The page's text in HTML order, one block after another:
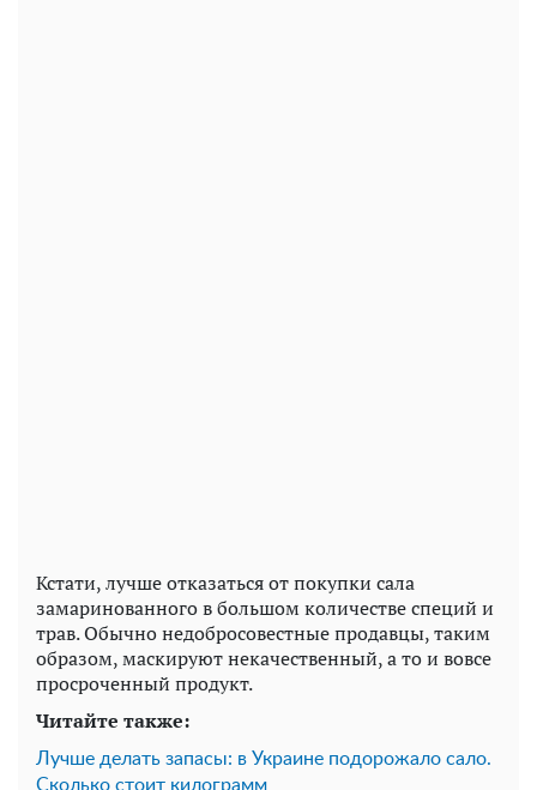
Кстати, лучше отказаться от покупки сала
замаринованного в большом количестве специй и
трав. Обычно недобросовестные продавцы, таким
образом, маскируют некачественный, а то и вовсе
просроченный продукт.
Читайте также:
Лучше делать запасы: в Украине подорожало сало.
Сколько стоит килограмм